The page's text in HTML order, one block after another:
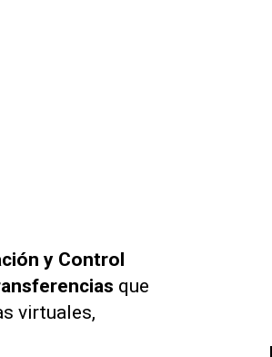
y Control
que
virtuales,